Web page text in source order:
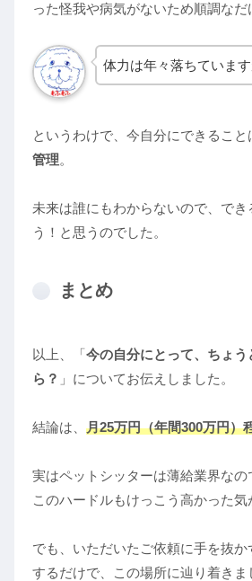
った怪我や病気がないため順調なだ
体力は年々落ちています
というわけで、今自分にできること
管理。
未来は誰にもわからないので、でき
う！と思うのでした。
まとめ
以上、「今の自分にとって、ちょう
ら？ 」についてお伝えしました。
結論は、 月25万円（年間300万円）
実はペットシッターは薄給業界なの
このハードルもけっこう高かった気
でも、いただいたご依頼に手を抜
するだけで、この場所に辿り着きま